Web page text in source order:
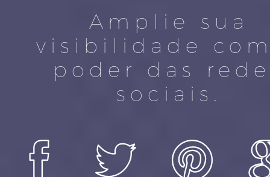
Amplie sua
visibilidade
poder das
sociais.